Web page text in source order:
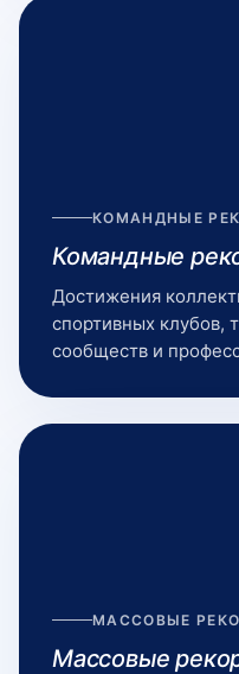
КОМАНДНЫЕ
Командные
Достижения
спортивных клубов,
сообществ и
МАССОВЫЕ
Массовые